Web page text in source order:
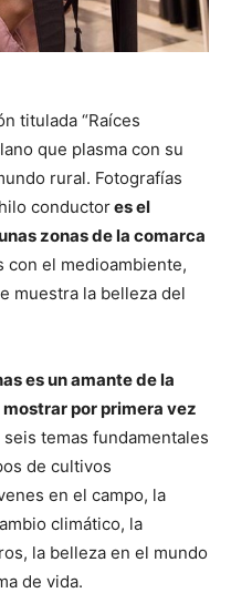
titulada “Raíces
que plasma con su
rural. Fotografías
conductores el
zonas de la comarca
con el medioambiente,
muestra la belleza del
es un amante de la
por primera vez
seis temas fundamentales
de cultivos
en el campo, la
climático, la
la belleza en el mundo
de vida.